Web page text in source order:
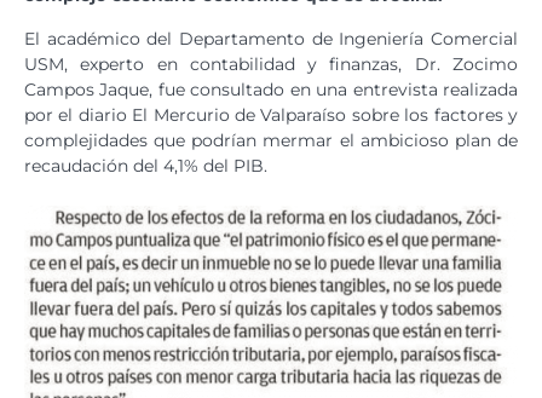
El académico del Departamento de Ingeniería Comercial
USM, experto en contabilidad y finanzas, Dr. Zocimo
Campos Jaque, fue consultado en una entrevista realizada
por el diario El Mercurio de Valparaíso sobre los factores y
complejidades que podrían mermar el ambicioso plan de
recaudación del 4,1% del PIB.